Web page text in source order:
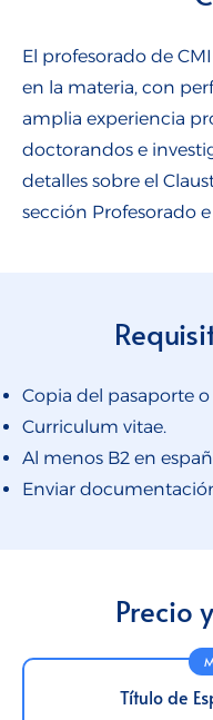
El profesorado de
en la materia, con
amplia experiencia
doctorandos e
detalles sobre el
sección Profesorado
Copia del pasaporte
Curriculum vitae.
Al menos B2 en
Enviar
Precio
Título de